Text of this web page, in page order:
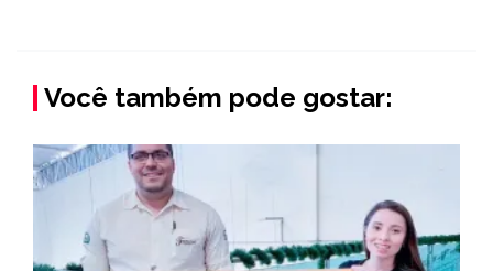
Você também pode gostar: